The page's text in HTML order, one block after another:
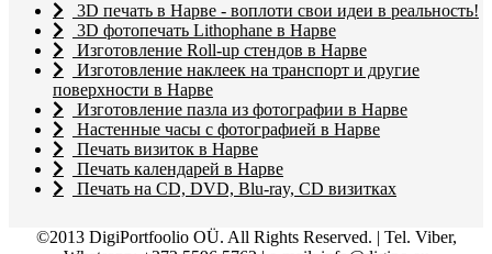
3D печать в Нарве - воплоти свои идеи в реальность!
3D фотопечать Lithophane в Нарве
Изготовление Roll-up стендов в Нарве
Изготовление наклеек на транспорт и другие
поверхности в Нарве
Изготовление пазла из фотографии в Нарве
Настенные часы с фотографией в Нарве
Печать визиток в Нарве
Печать календарей в Нарве
Печать на CD, DVD, Blu-ray, CD визитках
©2013 DigiPortfoolio OÜ. All Rights Reserved. | Tel. Viber,